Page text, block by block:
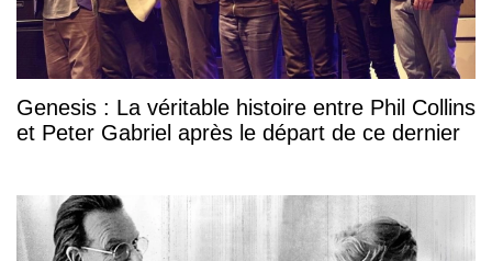
Genesis : La véritable histoire entre Phil Collins
et Peter Gabriel après le départ de ce dernier